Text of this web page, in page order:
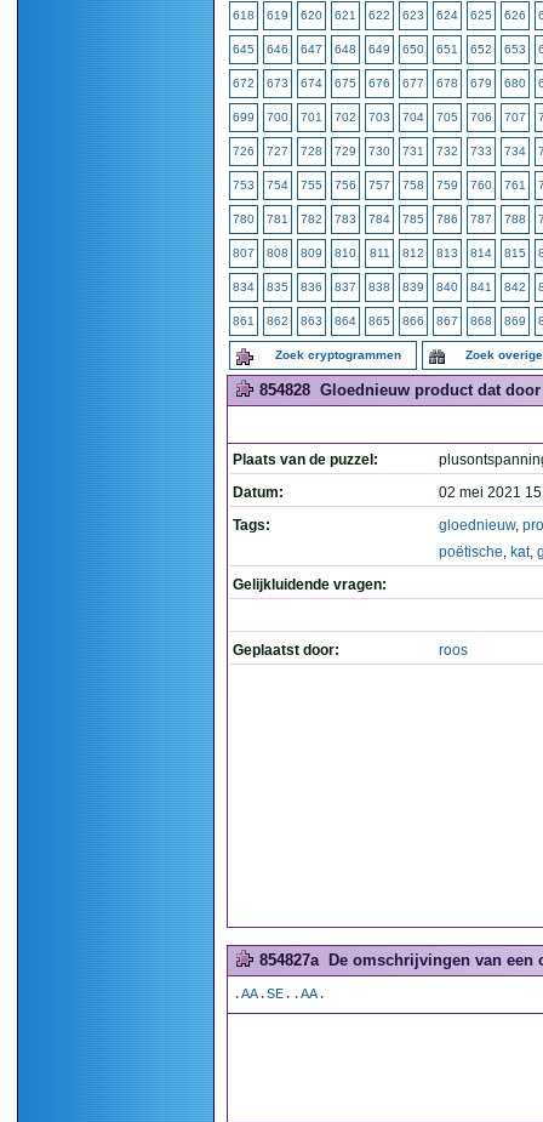
618 619 620 621 622 623 624 625 626
645 646 647 648 649 650 651 652 653
672 673 674 675 676 677 678 679 680
699 700 701 702 703 704 705 706 707
726 727 728 729 730 731 732 733 734
753 754 755 756 757 758 759 760 761
780 781 782 783 784 785 786 787 788
807 808 809 810 811 812 813 814 815
834 835 836 837 838 839 840 841 842
861 862 863 864 865 866 867 868 869
Zoek cryptogrammen Zoek
854828 Gloednieuw product dat
Plaats van de puzzel:
Datum:
02 mei 2021
Tags:
gloednieuw,
poëtische, kat,
Gelijkluidende vragen:
Geplaatst door: roos
854827a De omschrijvingen van een
.AA.SE..AA.